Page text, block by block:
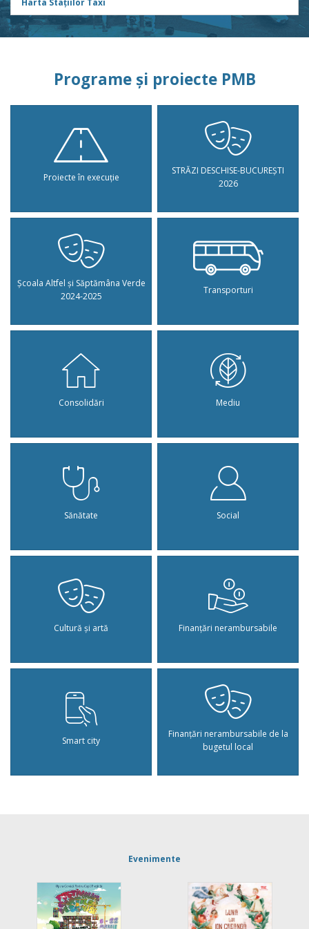
Programe și proiecte PMB
Proiecte în execuție
STRĂZI DESCHISE-BUCUREȘTI
2026
Școala Altfel și Săptămâna Verde
2024-2025
Transporturi
Consolidări Mediu
Sănătate Social
Cultură și artă Finanțări nerambursabile
Smart city
Finanțări nerambursabile de la
bugetul local
Evenimente